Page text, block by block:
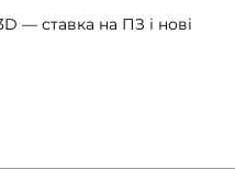
— ставка на ПЗ і нові